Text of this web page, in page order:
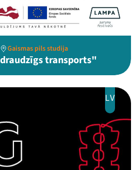
Gaismas pils studija
transports"
LV